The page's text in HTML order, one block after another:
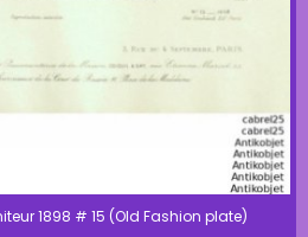
1898 # 15 (Old Fashion plate)